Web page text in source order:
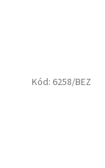
Kód: 6258/BEZ